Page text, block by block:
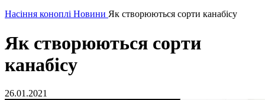
Насіння коноплі Новини Як створюються сорти канабісу
Як створюються сорти
канабісу
26.01.2021